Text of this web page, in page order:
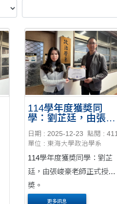
114學年度獲奬同
學：劉芷廷，由張峻
日期 : 2025-12-23
點閱 : 411
單位 : 東海大學政治學系
114學年度獲奬同學：劉芷
廷，由張峻豪老師正式授
奬。
更多訊息